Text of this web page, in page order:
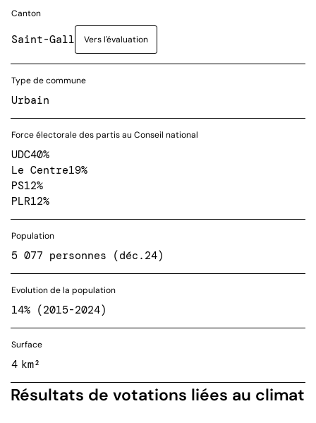
Canton
Saint-Gall Vers l'évaluation
Type de commune
Urbain
Force électorale des partis au Conseil national
UDC40%
Le Centre19%
PS12%
PLR12%
Population
5 077 personnes (déc.24)
Evolution de la population
14% (2015-2024)
Surface
4 km²
Résultats de votations liées au climat